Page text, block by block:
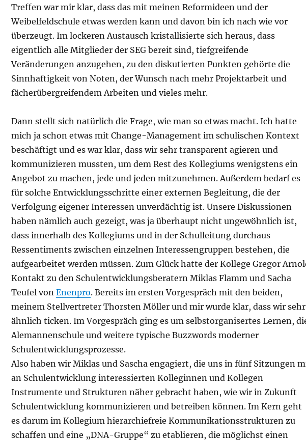
Treffen war mir klar, dass das mit meinen Reformideen und der
Weibelfeldschule etwas werden kann und davon bin ich nach wie vor
überzeugt. Im lockeren Austausch kristallisierte sich heraus, dass
eigentlich alle Mitglieder der SEG bereit sind, tiefgreifende
Veränderungen anzugehen, zu den diskutierten Punkten gehörte die
Sinnhaftigkeit von Noten, der Wunsch nach mehr Projektarbeit und
fächerübergreifendem Arbeiten und vieles mehr.
Dann stellt sich natürlich die Frage, wie man so etwas macht. Ich hatte
mich ja schon etwas mit Change-Management im schulischen Kontext
beschäftigt und es war klar, dass wir sehr transparent agieren und
kommunizieren mussten, um dem Rest des Kollegiums wenigstens ein
Angebot zu machen, jede und jeden mitzunehmen. Außerdem bedarf es
für solche Entwicklungsschritte einer externen Begleitung, die der
Verfolgung eigener Interessen unverdächtig ist. Unsere Diskussionen
haben nämlich auch gezeigt, was ja überhaupt nicht ungewöhnlich ist,
dass innerhalb des Kollegiums und in der Schulleitung durchaus
Ressentiments zwischen einzelnen Interessengruppen bestehen, die
aufgearbeitet werden müssen. Zum Glück hatte der Kollege Gregor
Kontakt zu den Schulentwicklungsberatern Miklas Flamm und Sacha
Teufel von Enenpro. Bereits im ersten Vorgespräch mit den beiden,
meinem Stellvertreter Thorsten Möller und mir wurde klar, dass wir sehr
ähnlich ticken. Im Vorgespräch ging es um selbstorganisertes Lernen,
Alemannenschule und weitere typische Buzzwords moderner
Schulentwicklungsprozesse.
Also haben wir Miklas und Sascha engagiert, die uns in fünf Sitzungen
an Schulentwicklung interessierten Kolleginnen und Kollegen
Instrumente und Strukturen näher gebracht haben, wie wir in Zukunft
Schulentwicklung kommunizieren und betreiben können. Im Kern geht
es darum im Kollegium hierarchiefreie Kommunikationsstrukturen zu
schaffen und eine „DNA-Gruppe“ zu etablieren, die möglichst einen